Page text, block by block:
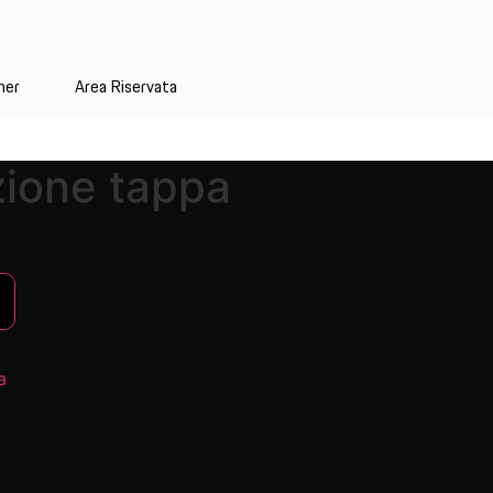
Area Riservata
tappa